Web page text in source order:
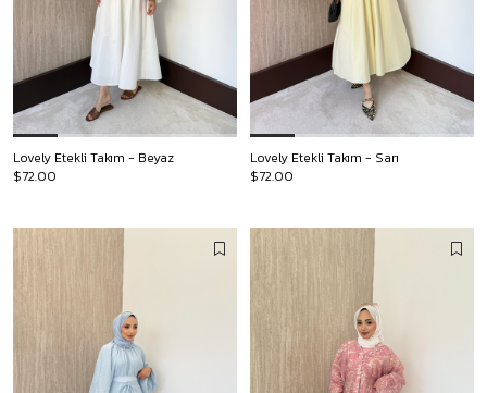
Lovely Etekli Takım - Beyaz
$72.00
Lovely Etekli Takım - Sarı
$72.00